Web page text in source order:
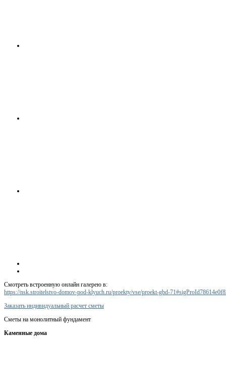
Смотреть встроенную онлайн галерею в:
https://nsk.stroitelstvo-domov-pod-klyuch.ru/proekty/vse/proekt-gbd-
Заказать индивидуальный расчет сметы
Сметы на монолитный фундамент
Каменные дома